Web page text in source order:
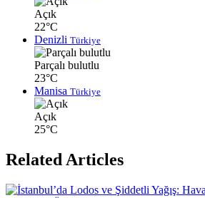
Açık
22°C
Denizli Türkiye
Parçalı bulutlu
23°C
Manisa Türkiye
Açık
25°C
Related Articles